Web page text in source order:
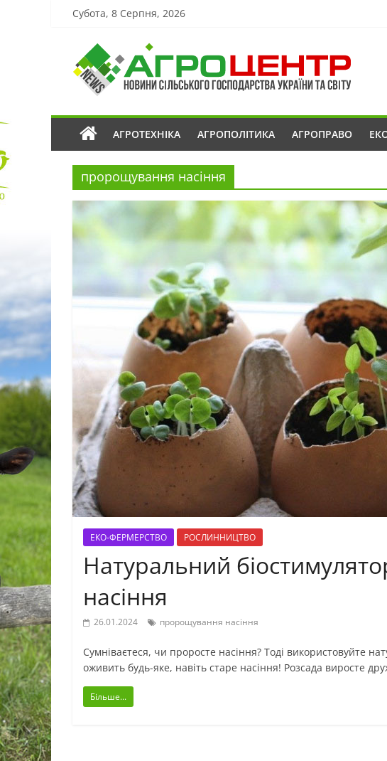
Субота, 8 Серпня, 2026
АГРОТЕХНІКА АГРОПОЛІТИКА АГРОПРАВО
пророщування насіння
ЕКО-ФЕРМЕРСТВО РОСЛИННИЦТВО
Натуральний
насіння
26.01.2024 пророщування насіння
Сумніваєтеся, чи проросте насіння? Тоді використовуйте
оживить будь-яке, навіть старе насіння! Розсада виросте
Більше...